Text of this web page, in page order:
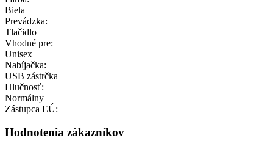
Biela
Prevádzka:
Tlačidlo
Vhodné pre:
Unisex
Nabíjačka:
USB zástrčka
Hlučnosť:
Normálny
Zástupca EÚ:
Hodnotenia zákazníkov